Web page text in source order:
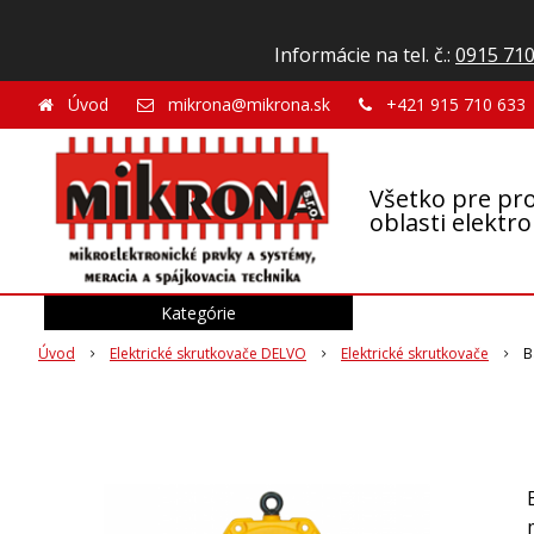
Informácie na tel. č.: 0915
Všetko pre
oblasti
Úvod mikrona@mikrona.sk +421 915 710 633
Úvod Elektrické skrutkovače DELVO Elektrické skrutkovače
Kategórie